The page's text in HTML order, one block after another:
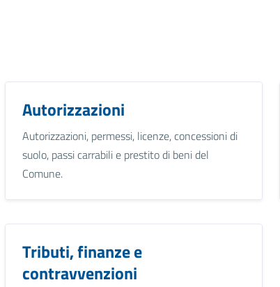
Autorizzazioni
Autorizzazioni, permessi, licenze, concessioni di
suolo, passi carrabili e prestito di beni del
Comune.
Tributi, finanze e
contravvenzioni